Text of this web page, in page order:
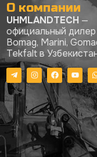
О компании
UHMLANDTECH —
официальный дилер
Bomag, Marini,
Tekfalt в